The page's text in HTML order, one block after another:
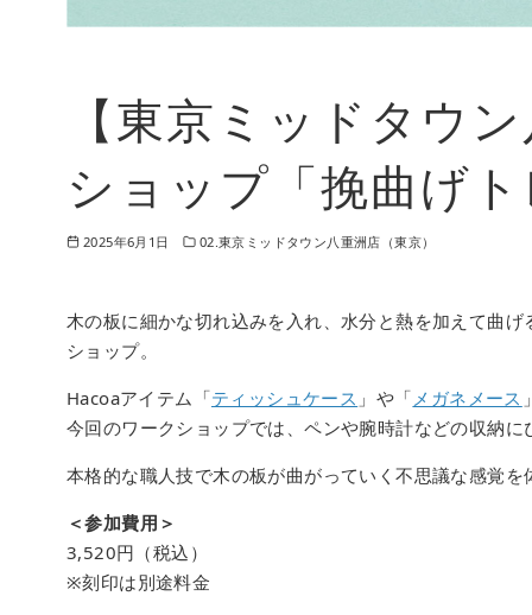
【東京ミッドタウ
ショップ「挽曲げ
2025年6月1日 02.東京ミッドタウン八重洲店（東京）
木の板に細かな切れ込みを入れ、水分と熱を加えて曲
ショップ。
Hacoaアイテム「ティッシュケース 」や「 メガネメース
今回のワークショップでは、ペンや腕時計などの収納に
本格的な職人技で木の板が曲がっていく不思議な感覚を
＜参加費用＞
3,520円（税込）
※刻印は別途料金